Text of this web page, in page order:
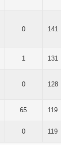
0 141
1 131
0 128
65 119
0 119